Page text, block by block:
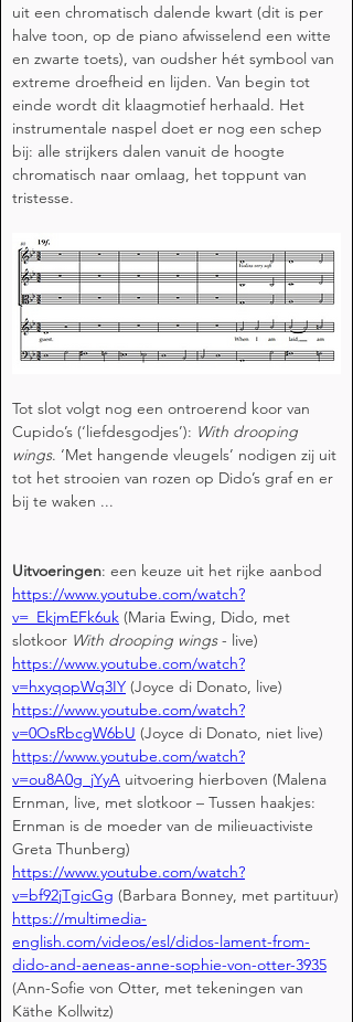
uit een chromatisch dalende kwart (dit is per
halve toon, op de piano afwisselend een witte
en zwarte toets), van oudsher hét symbool van
extreme droefheid en lijden. Van begin tot
einde wordt dit klaagmotief herhaald. Het
instrumentale naspel doet er nog een schep
bij: alle strijkers dalen vanuit de hoogte
chromatisch naar omlaag, het toppunt van
tristesse.
Tot slot volgt nog een ontroerend koor van
Cupido’s (‘liefdesgodjes’): With drooping
wings. ‘Met hangende vleugels’ nodigen zij uit
tot het strooien van rozen op Dido’s graf en er
bij te waken ...
Uitvoeringen: een keuze uit het rijke aanbod
https://www.youtube.com/watch?
v=_EkjmEFk6uk (Maria Ewing, Dido, met
slotkoor With drooping wings - live)
https://www.youtube.com/watch?
v=hxyqopWq3IY (Joyce di Donato, live)
https://www.youtube.com/watch?
v=0OsRbcgW6bU (Joyce di Donato, niet live)
https://www.youtube.com/watch?
v=ou8A0g_jYyA uitvoering hierboven (Malena
Ernman, live, met slotkoor – Tussen haakjes:
Ernman is de moeder van de milieuactiviste
Greta Thunberg)
https://www.youtube.com/watch?
v=bf92jTgicGg (Barbara Bonney, met partituur)
https://multimedia-
english.com/videos/esl/didos-lament-from-
dido-and-aeneas-anne-sophie-von-otter-3935
(Ann-Sofie von Otter, met tekeningen van
Käthe Kollwitz)